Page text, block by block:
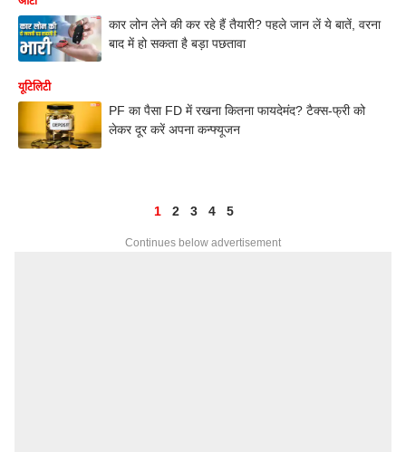
कार लोन लेने की कर रहे हैं तैयारी? पहले जान लें ये बातें, वरना
बाद में हो सकता है बड़ा पछतावा
यूटिलिटी
PF का पैसा FD में रखना कितना फायदेमंद? टैक्स-फ्री को
लेकर दूर करें अपना कन्फ्यूजन
1 2 3 4 5
Continues below advertisement